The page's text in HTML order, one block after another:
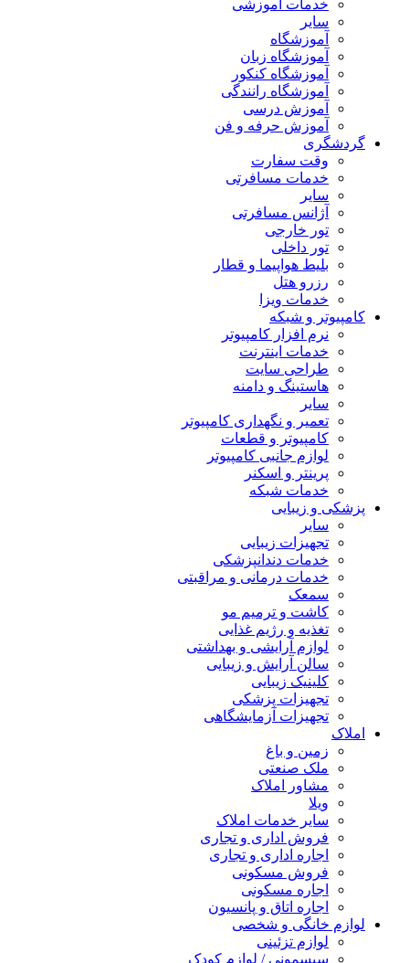
خدمات آموزشی
سایر
آموزشگاه
آموزشگاه زبان
آموزشگاه کنکور
آموزشگاه رانندگی
آموزش درسی
آموزش حرفه و فن
گردشگری
وقت سفارت
خدمات مسافرتی
سایر
آژانس مسافرتی
تور خارجی
تور داخلی
بلیط هواپیما و قطار
رزرو هتل
خدمات ویزا
کامپیوتر و شبکه
نرم افزار کامپیوتر
خدمات اینترنت
طراحی سایت
هاستینگ و دامنه
سایر
تعمیر و نگهداری کامپیوتر
کامپیوتر و قطعات
لوازم جانبی کامپیوتر
پرینتر و اسکنر
خدمات شبکه
پزشکی و زیبایی
سایر
تجهیزات زیبایی
خدمات دندانپزشکی
خدمات درمانی و مراقبتی
سمعک
کاشت و ترمیم مو
تغذیه و رژیم غذایی
لوازم آرایشی و بهداشتی
سالن آرایش و زیبایی
کلینیک زیبایی
تجهیزات پزشکی
تجهیزات آزمایشگاهی
املاک
زمین و باغ
ملک صنعتی
مشاور املاک
ویلا
سایر خدمات املاک
فروش اداری و تجاری
اجاره اداری و تجاری
فروش مسکونی
اجاره مسکونی
اجاره اتاق و پانسیون
لوازم خانگی و شخصی
لوازم تزئینی
سیسمونی / لوازم کودک